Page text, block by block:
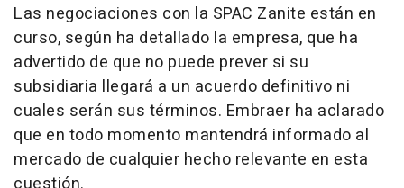
Las negociaciones con la SPAC Zanite están en
curso, según ha detallado la empresa, que ha
advertido de que no puede prever si su
subsidiaria llegará a un acuerdo definitivo ni
cuales serán sus términos. Embraer ha aclarado
que en todo momento mantendrá informado al
mercado de cualquier hecho relevante en esta